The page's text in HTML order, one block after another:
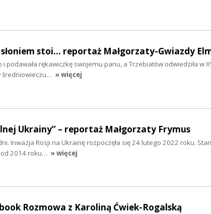
słoniem stoi... reportaż Małgorzaty-Gwiazdy
i podawała rękawiczkę swojemu panu, a Trzebiatów odwiedziła w
średniowieczu… » więcej
Ukrainy” – reportaż Małgorzaty Frymus
Inwazja Rosji na Ukrainę rozpoczęła się 24 lutego 2022 roku.
od 2014 roku… » więcej
Rozmowa z Karoliną Ćwiek-Rogalską